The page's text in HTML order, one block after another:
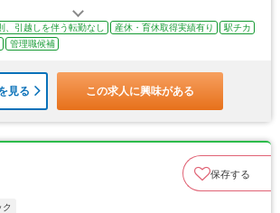
、引越しを伴う転勤なし 産休・育休取得実績有り
駅チカ
管理職候補
見る この求人に興味がある
保存する